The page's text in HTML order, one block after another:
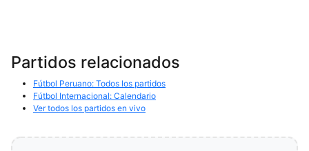
Partidos relacionados
Fútbol Peruano: Todos los partidos
Fútbol Internacional: Calendario
Ver todos los partidos en vivo